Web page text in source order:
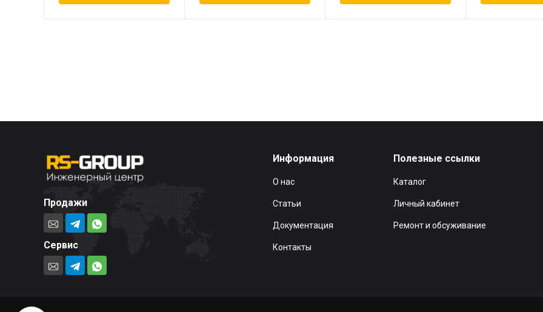
Продажи
Сервис
Информация
О нас
Статьи
Документация
Контакты
Полезные ссылки
Каталог
Личный кабинет
Ремонт и обсуживание